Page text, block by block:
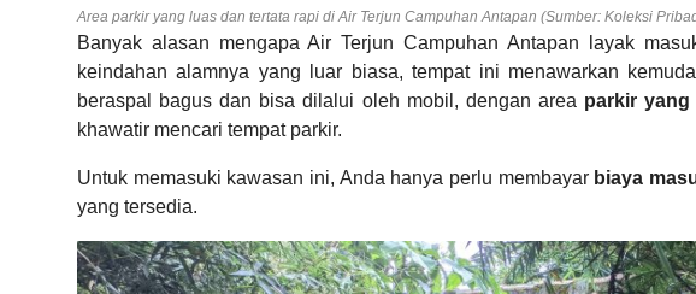
Area parkir yang luas dan tertata rapi di Air Terjun Campuhan Antapan (Sumber: Koleksi
Banyak alasan mengapa Air Terjun Campuhan Antapan layak
keindahan alamnya yang luar biasa, tempat ini menawarkan
beraspal bagus dan bisa dilalui oleh mobil, dengan area parkir
khawatir mencari tempat parkir.
Untuk memasuki kawasan ini, Anda hanya perlu membayar biaya
yang tersedia.